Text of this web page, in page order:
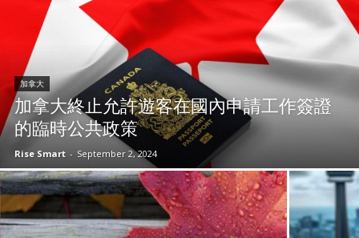
加拿大
加拿大終止允許遊客在國內申請工作簽證
的臨時公共政策
Rise Smart - September 2, 2024